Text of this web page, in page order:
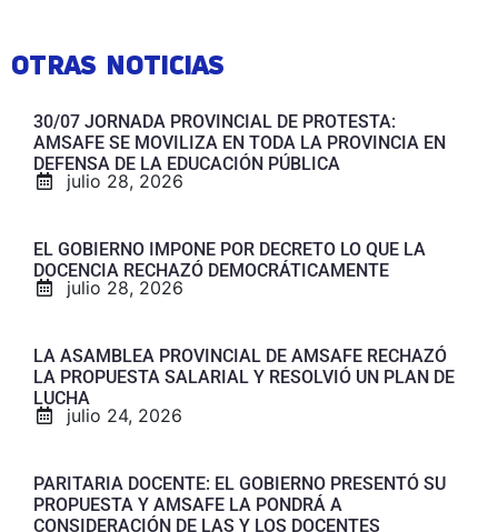
OTRAS NOTICIAS
30/07 JORNADA PROVINCIAL DE PROTESTA:
AMSAFE SE MOVILIZA EN TODA LA PROVINCIA EN
DEFENSA DE LA EDUCACIÓN PÚBLICA
julio 28, 2026
EL GOBIERNO IMPONE POR DECRETO LO QUE LA
DOCENCIA RECHAZÓ DEMOCRÁTICAMENTE
julio 28, 2026
LA ASAMBLEA PROVINCIAL DE AMSAFE RECHAZÓ
LA PROPUESTA SALARIAL Y RESOLVIÓ UN PLAN DE
LUCHA
julio 24, 2026
PARITARIA DOCENTE: EL GOBIERNO PRESENTÓ SU
PROPUESTA Y AMSAFE LA PONDRÁ A
CONSIDERACIÓN DE LAS Y LOS DOCENTES